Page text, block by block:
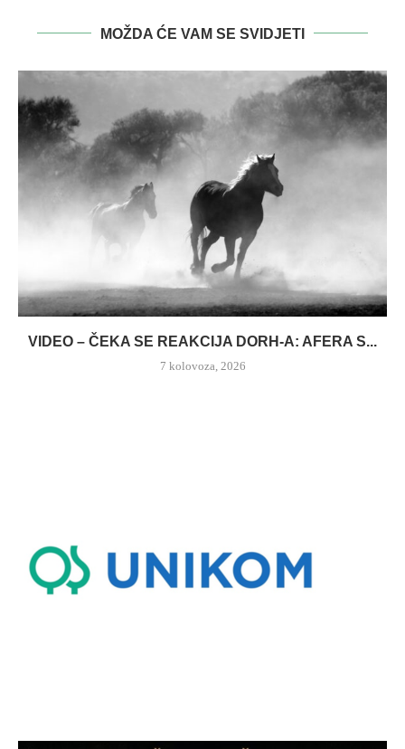
MOŽDA ĆE VAM SE SVIDJETI
VIDEO – ČEKA SE REAKCIJA DORH-A: AFERA S...
7 kolovoza, 2026